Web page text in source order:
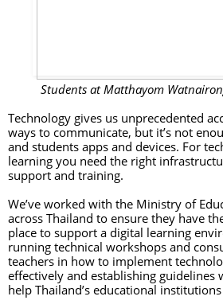
Students at Matthayom
Technology gives us unprecedented
ways to communicate, but it’s not
and students apps and devices. For
learning you need the right
support and training.
We’ve worked with the Ministry of
across Thailand to ensure they have
place to support a digital learning
running technical workshops and
teachers in how to implement
effectively and establishing
help Thailand’s educational